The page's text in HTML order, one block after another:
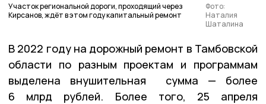
Участок региональной дороги, проходящий через
Кирсанов, ждёт в этом году капитальный ремонт
Фото:
Наталия
Шаталина
В 2022 году на дорожный ремонт в Тамбовской
области по разным проектам и программам
выделена внушительная сумма — более
6 млрд рублей. Более того, 25 апреля